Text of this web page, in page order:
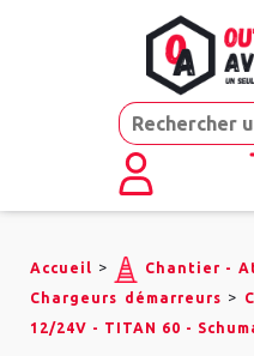
Accueil > Chantier -
Chargeurs démarreurs >
12/24V - TITAN 60 -